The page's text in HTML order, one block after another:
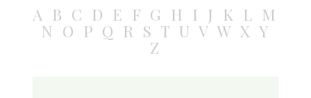
A B C D E F G H I J K L M
N O P Q R S T U V W X Y
Z